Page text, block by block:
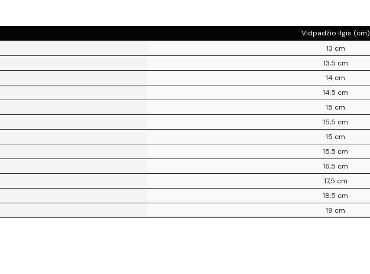
Vidpadžio ilgis (cm)
13 cm
13,5 cm
14 cm
14,5 cm
15 cm
15,5 cm
15 cm
15,5 cm
16,5 cm
17,5 cm
18,5 cm
19 cm